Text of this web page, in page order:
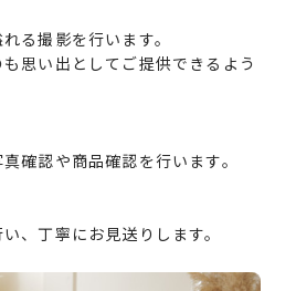
る撮影を行います。
思い出としてご提供できるよう
確認や商品確認を行います。
、丁寧にお見送りします。